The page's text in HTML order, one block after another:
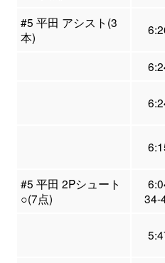
#5 平田 アシスト(3
本)
#5 平田 2Pシュート
○(7点)
34-